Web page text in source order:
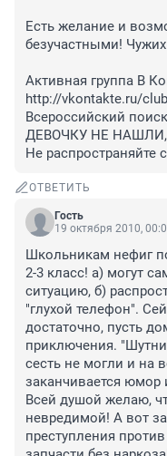
Есть желание и
безучастными!
Активная группа В
http://vkontakte.ru/
Всероссийский
ДЕВОЧКУ НЕ
Не распространяйте
ОТВЕТИТЬ
Гость
19 октября 2010,
Школьникам нефиг
2-3 класс! а) могут
ситуацию, б)
"глухой телефон".
достаточно, пусть
приключения.
сесть не могли и на
заканчивается юмор
Всей душой желаю,
невредимой! А вот
преступления